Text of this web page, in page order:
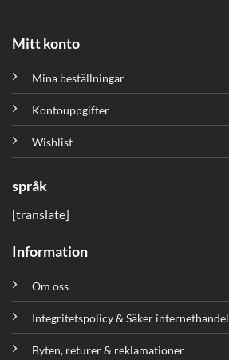
Mitt konto
Mina beställningar
Kontouppgifter
Wishlist
språk
[translate]
Information
Om oss
Integritetspolicy & Säker internethandel
Byten, returer & reklamationer